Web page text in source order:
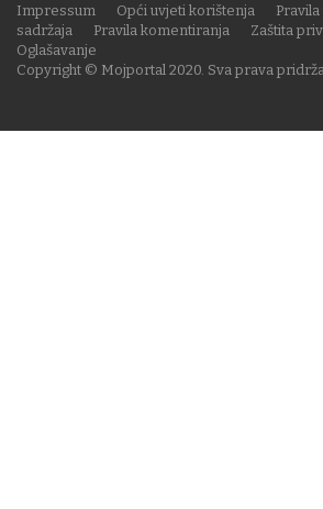
Copyright © Mojportal 2020. Sva prava
Impressum Opći uvjeti korištenja
sadržaja
Pravila komentiranja Zaštita
Oglašavanje